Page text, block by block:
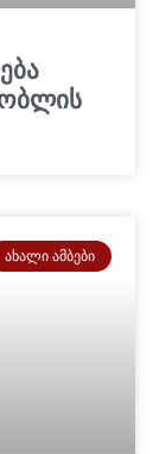
ᲐᲮᲐᲚᲘ ᲐᲛᲑᲔᲑᲘ